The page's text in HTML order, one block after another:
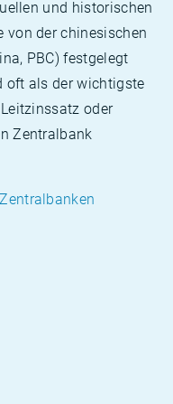
und historischen
von der chinesischen
PBC) festgelegt
oft als der wichtigste
oder
Zentralbank